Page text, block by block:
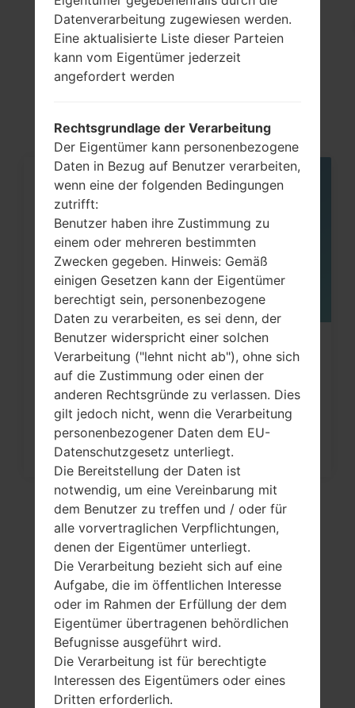
Artikel
LGL02B(LGL02B)
Wie kann man die
Werkseinstellungen durch Menü
auf...
Video
LGL02B(LGL02B)
Datenverarbeitung zugewiesen werden.
Eine aktualisierte Liste dieser Parteien
kann vom Eigentümer jederzeit
angefordert werden
Rechtsgrundlage der Verarbeitung
Der Eigentümer kann personenbezogene
Daten in Bezug auf Benutzer verarbeiten,
wenn eine der folgenden Bedingungen
zutrifft:
Benutzer haben ihre Zustimmung zu
einem oder mehreren bestimmten
Zwecken gegeben. Hinweis: Gemäß
einigen Gesetzen kann der Eigentümer
berechtigt sein, personenbezogene
Daten zu verarbeiten, es sei denn, der
Benutzer widerspricht einer solchen
Verarbeitung ("lehnt nicht ab"), ohne sich
auf die Zustimmung oder einen der
anderen Rechtsgründe zu verlassen. Dies
gilt jedoch nicht, wenn die Verarbeitung
personenbezogener Daten dem EU-
Datenschutzgesetz unterliegt.
Die Bereitstellung der Daten ist
notwendig, um eine Vereinbarung mit
dem Benutzer zu treffen und / oder für
alle vorvertraglichen Verpflichtungen,
denen der Eigentümer unterliegt.
Die Verarbeitung bezieht sich auf eine
Aufgabe, die im öffentlichen Interesse
oder im Rahmen der Erfüllung der dem
Eigentümer übertragenen behördlichen
Befugnisse ausgeführt wird.
Die Verarbeitung ist für berechtigte
Interessen des Eigentümers oder eines
Dritten erforderlich.